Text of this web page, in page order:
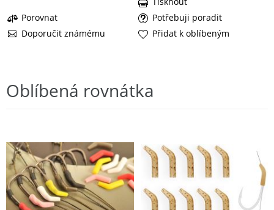
Porovnat
Potřebuji poradit
Doporučit známému
Přidat k oblíbeným
Oblíbená rovnátka